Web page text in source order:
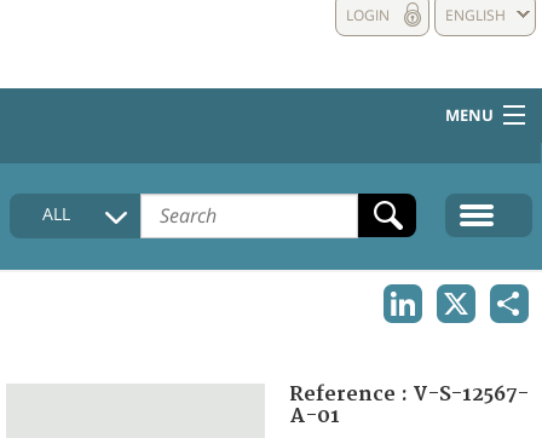
ENGLISH
LOGIN
MENU
HOME
COLLECTIONS DESCRIPTION
ALL
Reference : V-S-12567-
A-01